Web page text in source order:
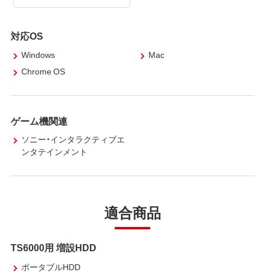
対応OS
Windows
Mac
Chrome OS
ゲーム機関連
ソニー・インタラクティブエ
ンタテインメント
適合商品
TS6000用 増設HDD
ポータブルHDD